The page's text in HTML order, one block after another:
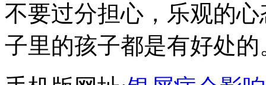
不要过分担心，乐观的
子里的孩子都是有好处的